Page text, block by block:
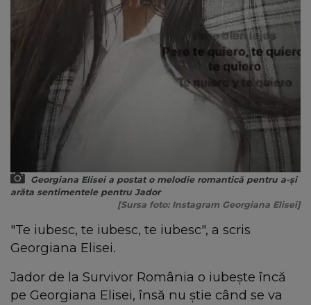
Georgiana Elisei a postat o melodie romantică pentru a-și
arăta sentimentele pentru Jador
[Sursa foto: Instagram Georgiana Elisei]
"Te iubesc, te iubesc, te iubesc", a scris
Georgiana Elisei.
Jador de la Survivor România o iubește încă
pe Georgiana Elisei, însă nu știe când se va